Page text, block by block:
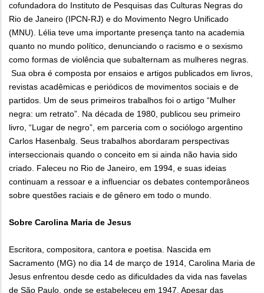
cofundadora do Instituto de Pesquisas das Culturas Negras do
Rio de Janeiro (IPCN-RJ) e do Movimento Negro Unificado
(MNU). Lélia teve uma importante presença tanto na academia
quanto no mundo político, denunciando o racismo e o sexismo
como formas de violência que subalternam as mulheres negras.
Sua obra é composta por ensaios e artigos publicados em livros,
revistas acadêmicas e periódicos de movimentos sociais e de
partidos. Um de seus primeiros trabalhos foi o artigo “Mulher
negra: um retrato”. Na década de 1980, publicou seu primeiro
livro, “Lugar de negro”, em parceria com o sociólogo argentino
Carlos Hasenbalg. Seus trabalhos abordaram perspectivas
interseccionais quando o conceito em si ainda não havia sido
criado. Faleceu no Rio de Janeiro, em 1994, e suas ideias
continuam a ressoar e a influenciar os debates contemporâneos
sobre questões raciais e de gênero em todo o mundo.
Sobre Carolina Maria de Jesus
Escritora, compositora, cantora e poetisa. Nascida em
Sacramento (MG) no dia 14 de março de 1914, Carolina Maria de
Jesus enfrentou desde cedo as dificuldades da vida nas favelas
de São Paulo, onde se estabeleceu em 1947. Apesar das